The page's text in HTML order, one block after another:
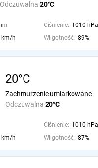
Odczuwalna 20°C
Ciśnienie: 1010 hPa
km/h Wilgotność: 89%
20°C
Odczuwalna 20°C
Zachmurzenie umiarkowane
Ciśnienie: 1010 hPa
km/h Wilgotność: 87%